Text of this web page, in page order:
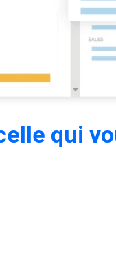
qui